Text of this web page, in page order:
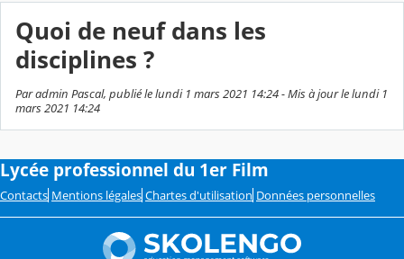
Quoi de neuf dans les
disciplines ?
Par admin Pascal, publié le lundi 1 mars 2021 14:24 - Mis à jour le lundi 1
mars 2021 14:24
Lycée professionnel du 1er Film
Contacts Mentions légales Chartes d'utilisation Données personnelles